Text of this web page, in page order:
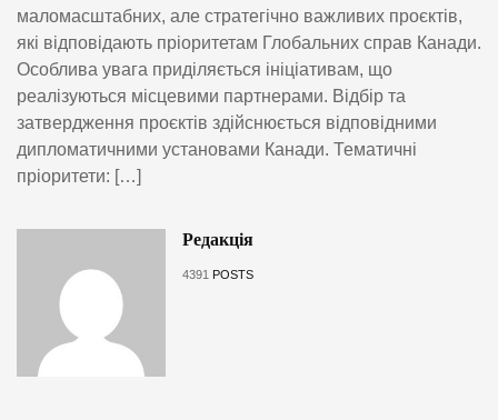
маломасштабних, але стратегічно важливих проєктів,
які відповідають пріоритетам Глобальних справ Канади.
Особлива увага приділяється ініціативам, що
реалізуються місцевими партнерами. Відбір та
затвердження проєктів здійснюється відповідними
дипломатичними установами Канади. Тематичні
пріоритети: […]
Редакція
4391 POSTS